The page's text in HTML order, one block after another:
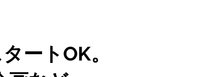
ートOK。